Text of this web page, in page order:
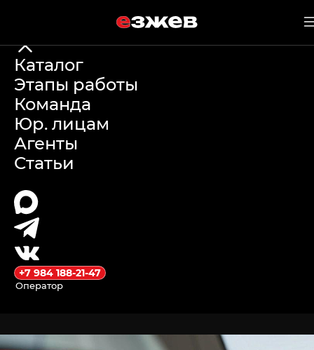
21 июня 2026 г.
Налог на
роскошь на
китайские авто:
список 2026
года и правила
расчета
езжев
Каталог
Этапы работы
Команда
Юр. лицам
Агенты
Статьи
+7 984 188-21-47
Оператор